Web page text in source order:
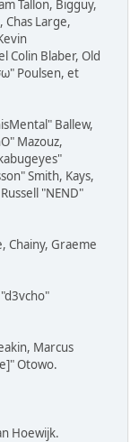
Tallon, Bigguy,
Chas Large,
Colin Blaber, Old
Poulsen, et
Ballew,
Mazouz,
Smith, Kays,
"NEND"
Chainy, Graeme
Marcus
Otowo.
Hoewijk.